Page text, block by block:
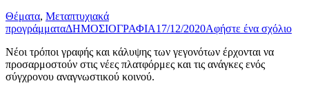
Θέματα, Μεταπτυχιακά
προγράμματαΔΗΜΟΣΙΟΓΡΑΦΙΑ17/12/2020Αφήστε ένα σχόλιο
Νέοι τρόποι γραφής και κάλυψης των γεγονότων έρχονται να
προσαρμοστούν στις νέες πλατφόρμες και τις ανάγκες ενός
σύγχρονου αναγνωστικού κοινού.